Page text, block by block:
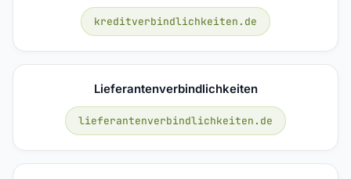
kreditverbindlichkeiten.de
Lieferantenverbindlichkeiten
lieferantenverbindlichkeiten.de